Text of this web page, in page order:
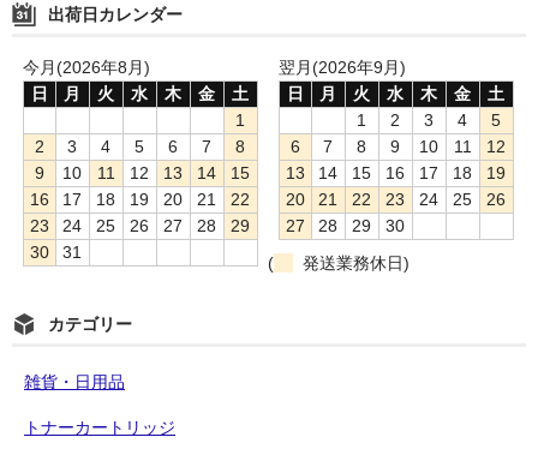
出荷日カレンダー
今月(2026年8月)
日
月 火 水 木 金
土
1
2
3 4 5 6 7
8
9
10 11 12 13 14
15
16
17 18 19 20 21
22
23
24 25 26 27 28
29
30
31
翌月(2026年9月)
日
月 火 水 木 金
土
1
2 3 4
5
6
7 8 9 10 11
12
13
14 15 16 17 18
19
20
21 22 23 24 25
26
27
28 29
30
(
発送業務休日)
カテゴリー
雑貨・日用品
トナーカートリッジ